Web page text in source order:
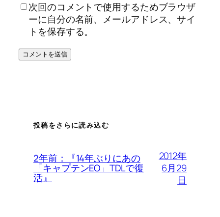
次回のコメントで使用するためブラウザ
ーに自分の名前、メールアドレス、サイ
トを保存する。
投稿をさらに読み込む
2年前：『14年ぶりにあの
「キャプテンEO」TDLで復
活』
2012年
6月29
日